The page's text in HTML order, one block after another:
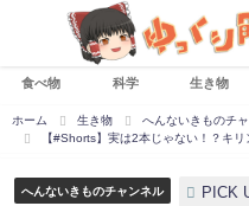
食べ物 科学 生き物
ホーム 生き物
へんないきものチ
【#Shorts】実は2本じゃない！？キ
へんないきものチャンネル PICK